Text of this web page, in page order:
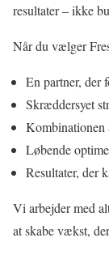
resultater – ikke
Når du vælger
En partner, der
Skræddersyet
Kombinationen
Løbende
Resultater, der
Vi arbejder med
at skabe vækst,